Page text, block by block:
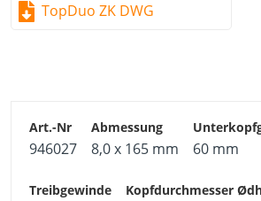
TopDuo ZK DWG
946027 8,0 x 165 mm 60 mm